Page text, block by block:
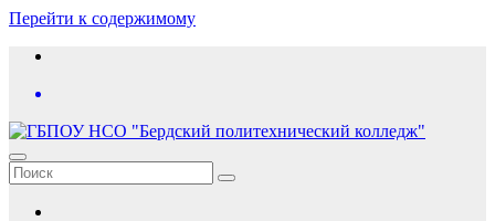
Перейти к содержимому